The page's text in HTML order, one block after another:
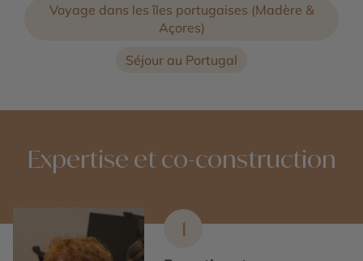
Voyage dans les îles portugaises (Madère &
Açores)
Séjour au Portugal
Expertise et co-construction
1